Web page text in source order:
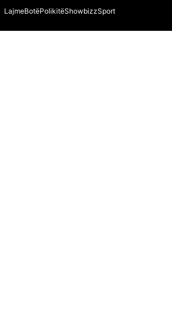
LajmeBotëPolikitëShowbizzSport